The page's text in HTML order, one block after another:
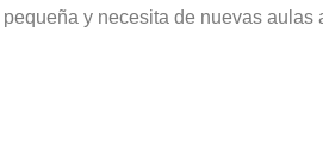
y necesita de nuevas aulas